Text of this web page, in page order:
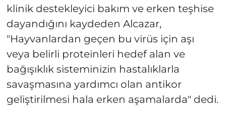
klinik destekleyici bakım ve erken teşhise
dayandığını kaydeden Alcazar,
"Hayvanlardan geçen bu virüs için aşı
veya belirli proteinleri hedef alan ve
bağışıklık sisteminizin hastalıklarla
savaşmasına yardımcı olan antikor
geliştirilmesi hala erken aşamalarda" dedi.